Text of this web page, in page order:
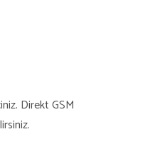
Direkt GSM